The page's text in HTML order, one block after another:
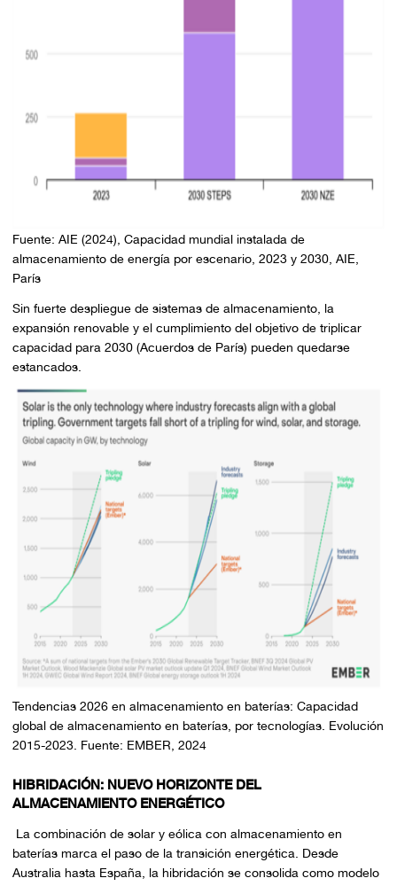
Fuente: AIE (2024), Capacidad mundial instalada de
almacenamiento de energía por escenario, 2023 y 2030, AIE,
París
Sin fuerte despliegue de sistemas de almacenamiento, la
expansión renovable y el cumplimiento del objetivo de triplicar
capacidad para 2030 (Acuerdos de París) pueden quedarse
estancados.
Tendencias 2026 en almacenamiento en baterías: Capacidad
global de almacenamiento en baterías, por tecnologías. Evolución
2015-2023. Fuente: EMBER, 2024
HIBRIDACIÓN: NUEVO HORIZONTE DEL
ALMACENAMIENTO ENERGÉTICO
La combinación de solar y eólica con almacenamiento en
baterías marca el paso de la transición energética. Desde
Australia hasta España, la hibridación se consolida como modelo